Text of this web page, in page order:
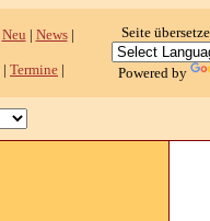
Neu | News|
| Termine |
Seite
Powered by